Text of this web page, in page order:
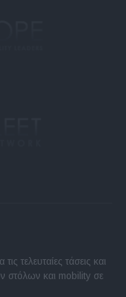
τελευταίες τάσεις και
στόλων και mobility σε